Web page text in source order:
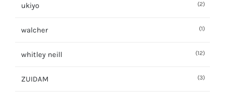
ukiyo (2)
walcher (1)
whitley neill (12)
ZUIDAM (3)